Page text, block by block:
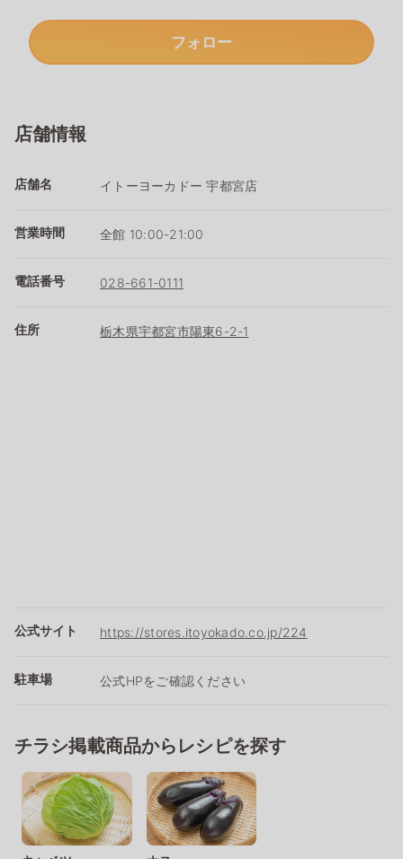
フォロー
店舗情報
店舗名 イトーヨーカドー 宇都宮店
営業時間 全館 10:00-21:00
電話番号 028-661-0111
住所 栃木県宇都宮市陽東6-2-1
公式サイト https://stores.itoyokado.co.jp/224
駐車場 公式HPをご確認ください
チラシ掲載商品からレシピを探す